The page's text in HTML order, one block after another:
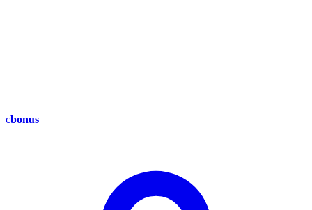
cbonus